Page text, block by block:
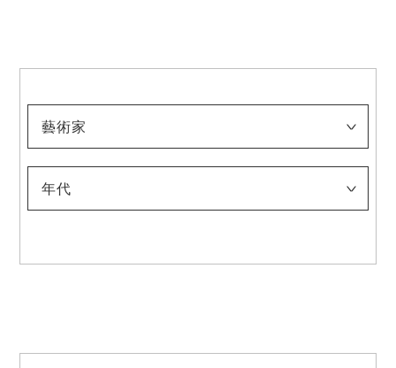
藝術家
淺井忠
伊藤快彥
稲垣稔次郎
入江波光
上村松園
太田喜二郎
太田聽雨
奥村霞城
小合友之助
鹿子木孟郎
神坂雪佳
菊池契月
菊池芳文
北野恒富
北脇昇
（五代）清水六兵衛
幸野楳嶺
木島櫻谷
須田国太郎
竹內栖鳳
建畠大夢
玉城末一
田村宗立
都路華香
土田麥僊
都鳥英喜
富岡鐵齋
冨田溪仙
中村研一
中村大三郎
中村鵬生
西村五雲
西山翠嶂
野長瀨晚花
牧野克次
梥本一洋
村上華岳
安井曽太郎
山崎朝雲
山元春拳
年代